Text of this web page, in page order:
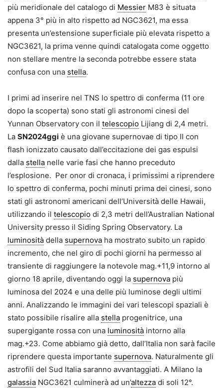
più meridionale del catalogo di Messier M83 è situata
appena 3° più in alto rispetto ad NGC3621, ma essa
presenta un’estensione superficiale più elevata rispetto a
NGC3621, la prima venne quindi catalogata come oggetto
non stellare mentre la seconda potrebbe essere stata
confusa con una stella.
I primi ad inserire nel TNS lo spettro di conferma (11 ore
dopo la scoperta) sono stati gli astronomi cinesi del
Yunnan Observatory con il telescopio Lijiang di 2,4 metri.
La SN2024ggi è una giovane supernovae di tipo II con
flash ionizzato causato dall’eccitazione dei gas espulsi
dalla stella nelle varie fasi che hanno preceduto
l’esplosione. Per onor di cronaca, i primissimi a riprendere
lo spettro di conferma, pochi minuti prima dei cinesi, sono
stati gli astronomi americani dell’Università delle Hawaii,
utilizzando il telescopio di 2,3 metri dell’Australian National
University presso il Siding Spring Observatory. La
luminosità della supernova ha mostrato subito un rapido
incremento, che nel giro di pochi giorni ha permesso al
transiente di raggiungere la notevole mag.+11,9 intorno al
giorno 18 aprile, diventando oggi la supernova più
luminosa del 2024 e una delle più luminose degli ultimi
anni. Analizzando le immagini dei vari telescopi spaziali è
stato possibile risalire alla stella progenitrice, una
supergigante rossa con una luminosità intorno alla
mag.+23. Come abbiamo già detto, dall’Italia non sarà facile
riprendere questa importante supernova. Naturalmente gli
astrofili del Sud Italia saranno avvantaggiati. A Milano la
galassia NGC3621 culminerà ad un’altezza di soli 12°.